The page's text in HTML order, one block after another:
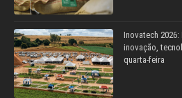
Inovatech
inovação,
quarta-feira